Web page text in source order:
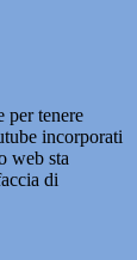
per tenere
incorporati
web sta
di